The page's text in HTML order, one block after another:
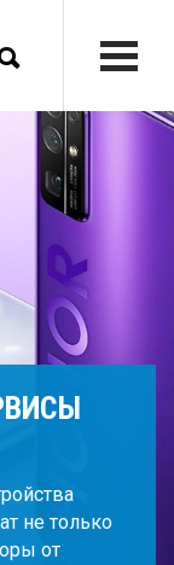
не только
от